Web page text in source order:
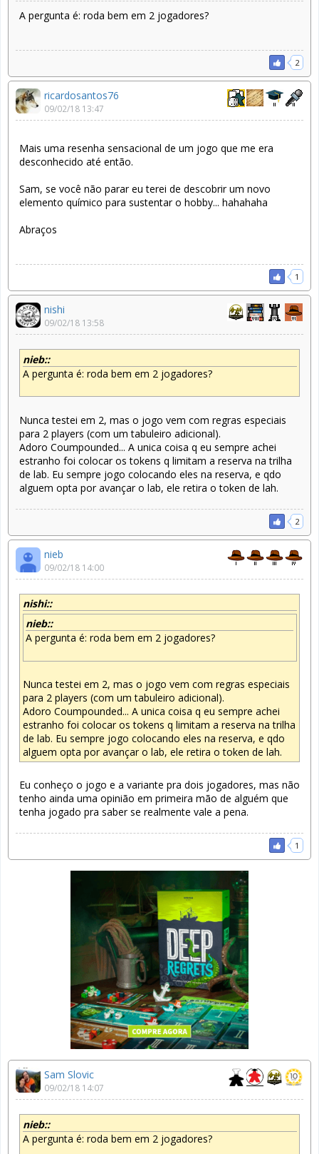
A pergunta é: roda bem em 2 jogadores?
2
ricardosantos76
09/02/18 13:47
Mais uma resenha sensacional de um jogo que me era
desconhecido até então.
Sam, se você não parar eu terei de descobrir um novo
elemento químico para sustentar o hobby... hahahaha
Abraços
1
nishi
09/02/18 13:58
nieb::
A pergunta é: roda bem em 2 jogadores?
Nunca testei em 2, mas o jogo vem com regras especiais
para 2 players (com um tabuleiro adicional).
Adoro Coumpounded... A unica coisa q eu sempre achei
estranho foi colocar os tokens q limitam a reserva na trilha
de lab. Eu sempre jogo colocando eles na reserva, e qdo
alguem opta por avançar o lab, ele retira o token de lah.
2
nieb
09/02/18 14:00
nishi::
nieb::
A pergunta é: roda bem em 2 jogadores?
Nunca testei em 2, mas o jogo vem com regras especiais
para 2 players (com um tabuleiro adicional).
Adoro Coumpounded... A unica coisa q eu sempre achei
estranho foi colocar os tokens q limitam a reserva na trilha
de lab. Eu sempre jogo colocando eles na reserva, e qdo
alguem opta por avançar o lab, ele retira o token de lah.
Eu conheço o jogo e a variante pra dois jogadores, mas não
tenho ainda uma opinião em primeira mão de alguém que
tenha jogado pra saber se realmente vale a pena.
1
Sam Slovic
09/02/18 14:07
nieb::
A pergunta é: roda bem em 2 jogadores?